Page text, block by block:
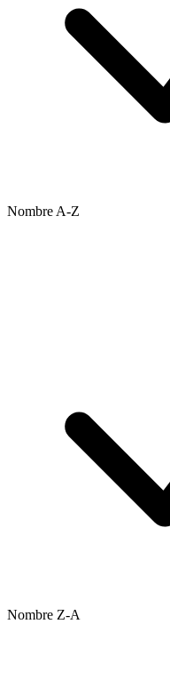
Nombre A-Z
Nombre Z-A